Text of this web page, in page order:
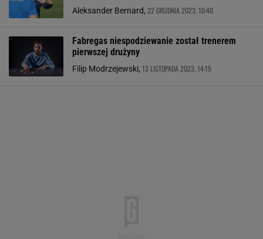
Aleksander Bernard, 22 GRUDNIA 2023, 10:40
Fabregas niespodziewanie został trenerem
pierwszej drużyny
Filip Modrzejewski, 13 LISTOPADA 2023, 14:15